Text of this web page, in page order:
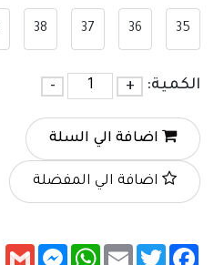
35
36
37
38
الكمية: +
-
اضافة الي السلة
اضافة الي المفضلة
Facebook
Twitter
Email
WhatsApp
Messenger
Gmail